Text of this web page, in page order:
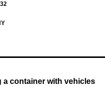
a container with vehicles